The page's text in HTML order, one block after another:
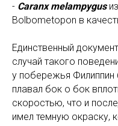
- Caranx melampygus
Bolbometopon в
Единственный
случай такого
у побережья Филиппин
плавал бок о бок
скоростью, что и
имел темную окраску,